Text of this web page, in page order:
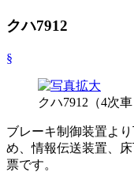
クハ7912
§
クハ7912（4次車
ブレーキ制御装置よ
め、情報伝送装置、
票です。